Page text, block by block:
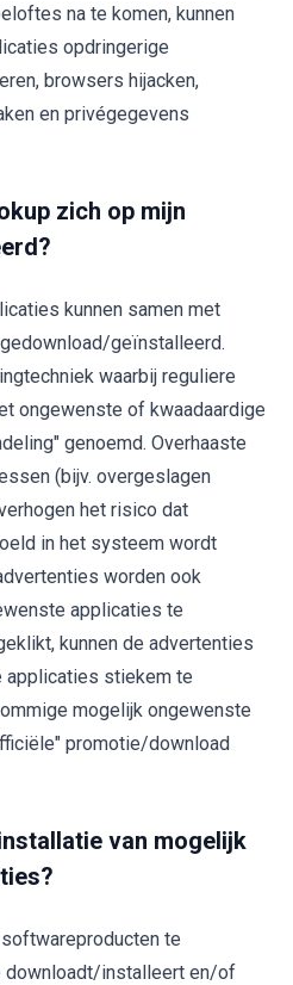
na te komen, kunnen
opdringerige
browsers hijacken,
en privégegevens
zich op mijn
kunnen samen met
geïnstalleerd.
waarbij reguliere
ongewenste of kwaadaardige
genoemd. Overhaaste
(bijv. overgeslagen
het risico dat
in het systeem wordt
worden ook
applicaties te
kunnen de advertenties
applicaties stiekem te
mogelijk ongewenste
promotie/download
van mogelijk
te
downloadt/installeert en/of